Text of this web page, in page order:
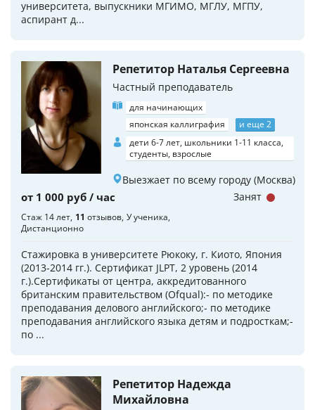
университета, выпускники МГИМО, МГЛУ, МГПУ,
аспирант д...
Репетитор Наталья Сергеевна
Частный преподаватель
для начинающих
японская каллиграфия
и еще 2
дети 6-7 лет, школьники 1-11 класса,
студенты, взрослые
Выезжает по всему городу (Москва)
от 1 000 руб / час
Стаж 14 лет 11 отзывов У ученика
Дистанционно
Стажировка в университете Рюкоку, г. Киото, Япония
(2013-2014 гг.). Сертификат JLPT, 2 уровень (2014
г.).Сертификаты от центра, аккредитованного
британским правительством (Ofqual):- по методике
преподавания делового английского;- по методике
преподавания английского языка детям и подросткам;-
по ...
Занят
Репетитор Надежда
Михайловна